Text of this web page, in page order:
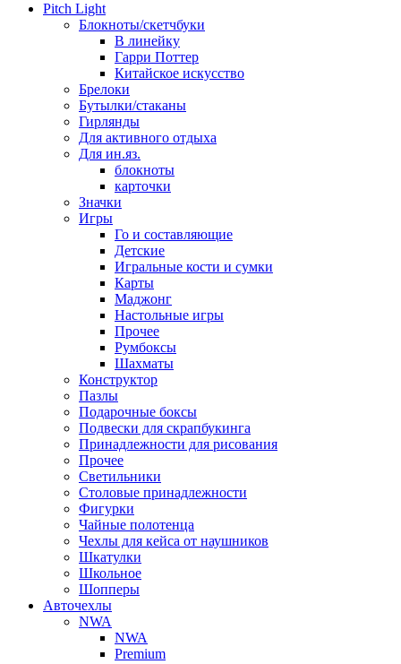
Pitch Light
Блокноты/скетчбуки
В линейку
Гарри Поттер
Китайское искусство
Брелоки
Бутылки/стаканы
Гирлянды
Для активного отдыха
Для ин.яз.
блокноты
карточки
Значки
Игры
Го и составляющие
Детские
Игральные кости и сумки
Карты
Маджонг
Настольные игры
Прочее
Румбоксы
Шахматы
Конструктор
Пазлы
Подарочные боксы
Подвески для скрапбукинга
Принадлежности для рисования
Прочее
Светильники
Столовые принадлежности
Фигурки
Чайные полотенца
Чехлы для кейса от наушников
Шкатулки
Школьное
Шопперы
Авточехлы
NWA
NWA
Premium